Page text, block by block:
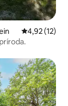
Priemerné
4,92 (12)